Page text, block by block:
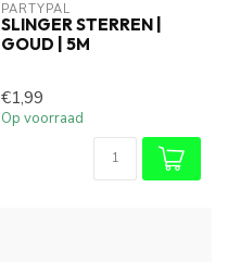
PARTYPAL
SLINGER STERREN |
GOUD | 5M
€1,99
Op voorraad